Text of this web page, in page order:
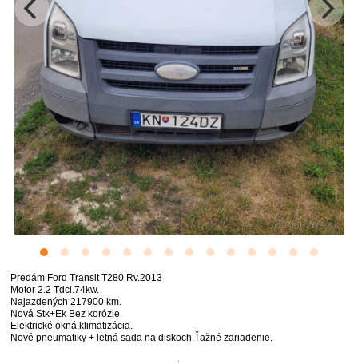
Predám Ford Transit T280 Rv.2013
Motor 2.2 Tdci.74kw.
Najazdených 217900 km.
Nová Stk+Ek Bez korózie.
Elektrické okná,klimatizácia.
Nové pneumatiky + letná sada na diskoch.Ťažné zariadenie.